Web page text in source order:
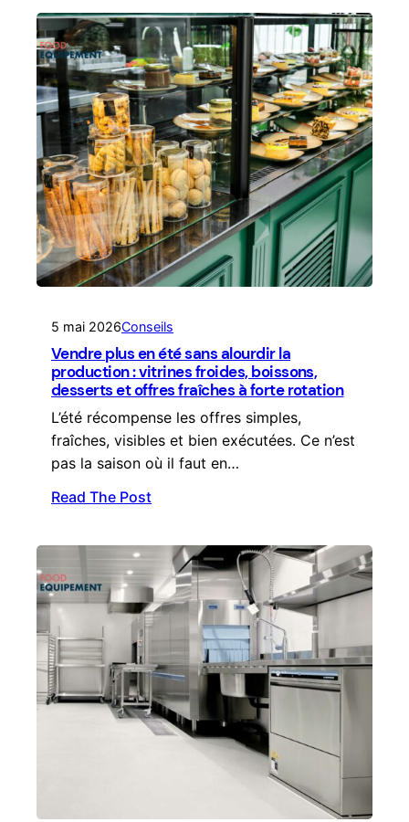
5 mai 2026Conseils
Vendre plus en été sans alourdir la
production : vitrines froides, boissons,
desserts et offres fraîches à forte rotation
L’été récompense les offres simples,
fraîches, visibles et bien exécutées. Ce n’est
pas la saison où il faut en…
Read The Post